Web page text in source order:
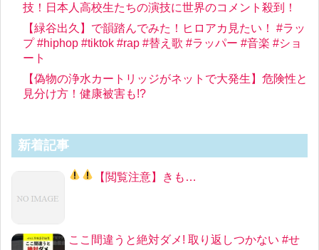
技！日本人高校生たちの演技に世界のコメント殺到！
【緑谷出久】で韻踏んでみた！ヒロアカ見たい！ #ラッ
プ #hiphop #tiktok #rap #替え歌 #ラッパー #音楽 #ショ
ート
【偽物の浄水カートリッジがネットで大発生】危険性と
見分け方！健康被害も!?
新着記事
【 閲覧注意】きも…
ここ間違うと絶対ダメ! 取り返しつかない #せ